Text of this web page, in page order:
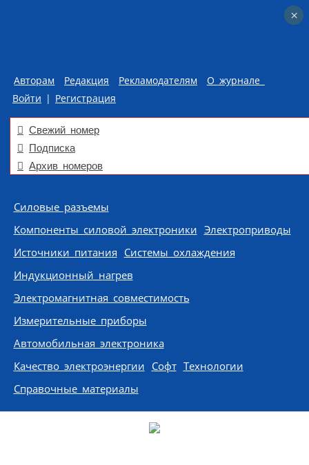
Авторам Редакция Рекламодателям
О журнале
Войти | Регистрация
Свежий номер
Подписка
Архив номеров
Skip to content
Силовые разъемы
Компоненты силовой электроники Электроприводы
Источники питания Системы охлаждения
Индукционный нагрев
Электромагнитная совместимость
Измерительные приборы
Автомобильная электроника
Качество электроэнергии Софт Технологии
Справочные материалы
×
×